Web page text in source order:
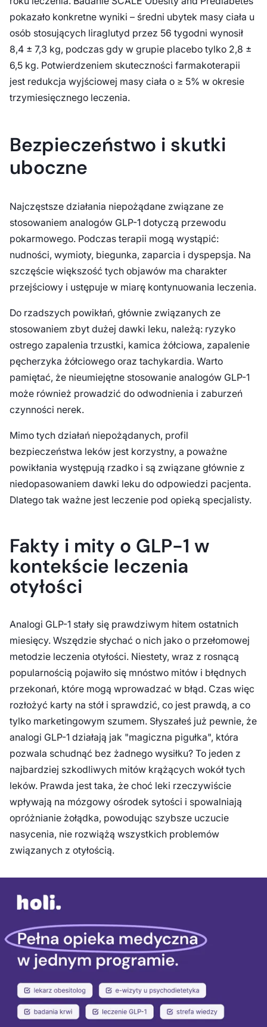
pokazało konkretne wyniki – średni ubytek masy ciała u
osób stosujących liraglutyd przez 56 tygodni wynosił
8,4 ± 7,3 kg, podczas gdy w grupie placebo tylko 2,8 ±
6,5 kg. Potwierdzeniem skuteczności farmakoterapii
jest redukcja wyjściowej masy ciała o ≥ 5% w okresie
trzymiesięcznego leczenia.
Bezpieczeństwo i skutki
uboczne
Najczęstsze działania niepożądane związane ze
stosowaniem analogów GLP-1 dotyczą przewodu
pokarmowego. Podczas terapii mogą wystąpić:
nudności, wymioty, biegunka, zaparcia i dyspepsja. Na
szczęście większość tych objawów ma charakter
przejściowy i ustępuje w miarę kontynuowania leczenia.
Do rzadszych powikłań, głównie związanych ze
stosowaniem zbyt dużej dawki leku, należą: ryzyko
ostrego zapalenia trzustki, kamica żółciowa, zapalenie
pęcherzyka żółciowego oraz tachykardia. Warto
pamiętać, że nieumiejętne stosowanie analogów GLP-1
może również prowadzić do odwodnienia i zaburzeń
czynności nerek.
Mimo tych działań niepożądanych, profil
bezpieczeństwa leków jest korzystny, a poważne
powikłania występują rzadko i są związane głównie z
niedopasowaniem dawki leku do odpowiedzi pacjenta.
Dlatego tak ważne jest leczenie pod opieką specjalisty.
Fakty i mity o GLP-1 w
kontekście leczenia
otyłości
Analogi GLP-1 stały się prawdziwym hitem ostatnich
miesięcy. Wszędzie słychać o nich jako o przełomowej
metodzie leczenia otyłości. Niestety, wraz z rosnącą
popularnością pojawiło się mnóstwo mitów i błędnych
przekonań, które mogą wprowadzać w błąd. Czas więc
rozłożyć karty na stół i sprawdzić, co jest prawdą, a co
tylko marketingowym szumem. Słyszałeś już pewnie, że
analogi GLP-1 działają jak "magiczna pigułka", która
pozwala schudnąć bez żadnego wysiłku? To jeden z
najbardziej szkodliwych mitów krążących wokół tych
leków. Prawda jest taka, że choć leki rzeczywiście
wpływają na mózgowy ośrodek sytości i spowalniają
opróżnianie żołądka, powodując szybsze uczucie
nasycenia, nie rozwiążą wszystkich problemów
związanych z otyłością.